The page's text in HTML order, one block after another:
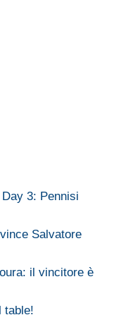
3: Pennisi
Salvatore
il vincitore è
table!